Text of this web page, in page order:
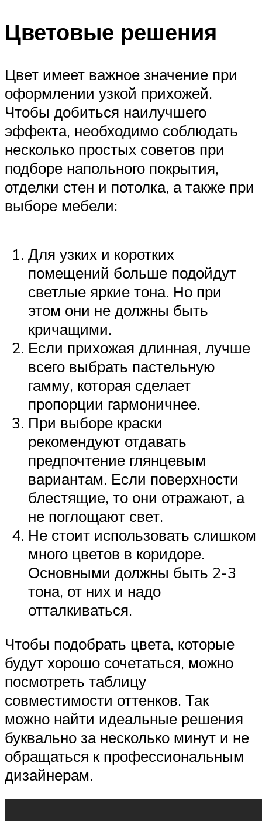
Цветовые решения
Цвет имеет важное значение при
оформлении узкой прихожей.
Чтобы добиться наилучшего
эффекта, необходимо соблюдать
несколько простых советов при
подборе напольного покрытия,
отделки стен и потолка, а также при
выборе мебели:
Для узких и коротких
помещений больше подойдут
светлые яркие тона. Но при
этом они не должны быть
кричащими.
Если прихожая длинная, лучше
всего выбрать пастельную
гамму, которая сделает
пропорции гармоничнее.
При выборе краски
рекомендуют отдавать
предпочтение глянцевым
вариантам. Если поверхности
блестящие, то они отражают, а
не поглощают свет.
Не стоит использовать слишком
много цветов в коридоре.
Основными должны быть 2-3
тона, от них и надо
отталкиваться.
Чтобы подобрать цвета, которые
будут хорошо сочетаться, можно
посмотреть таблицу
совместимости оттенков. Так
можно найти идеальные решения
буквально за несколько минут и не
обращаться к профессиональным
дизайнерам.